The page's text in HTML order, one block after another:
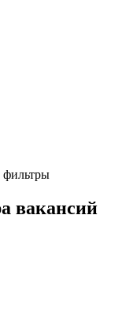
фильтры
вакансий